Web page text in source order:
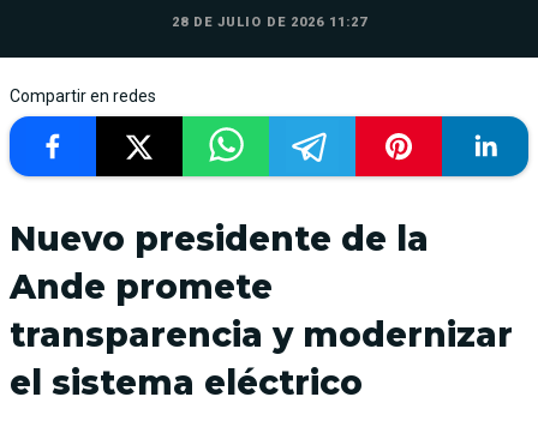
28 DE JULIO DE 2026 11:27
Compartir en redes
Nuevo presidente de la
Ande promete
transparencia y modernizar
el sistema eléctrico